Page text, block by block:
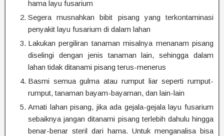
hama layu fusarium
Segera musnahkan bibit pisang yang terkontaminasi
penyakit layu fusarium di dalam lahan
Lakukan pergiliran tanaman misalnya menanam pisang
diselingi dengan jenis tanaman lain, sehingga dalam
lahan tidak ditanami pisang terus-menerus
Basmi semua gulma atau rumput liar seperti rumput-
rumput, tanaman bayam-bayaman, dan lain-lain
Amati lahan pisang, jika ada gejala-gejala layu fusarium
sebaiknya jangan ditanami pisang terlebih dahulu hingga
benar-benar steril dari hama. Untuk menganalisa bisa